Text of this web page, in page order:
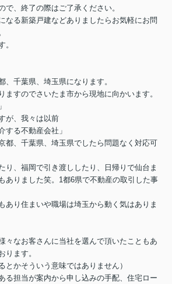
で、終了の際はご了承ください。
なる新築戸建などありましたらお気軽にお問
。
、千葉県、埼玉県になります。
ますのでさいたま市から現地に向かいます。
が、我々は以前
する不動産会社」
都、千葉県、埼玉県でしたら問題なく対応可
り、福岡で引き渡ししたり、日帰りで仙台ま
ありました笑。1都6県で不動産の取引した事
あり住まいや職場は埼玉から動く気はありま
々なお客さんに当社を選んで頂いたこともあ
ります。
とかそういう意味ではありません）
る担当が案内から申し込みの手配、住宅ロー